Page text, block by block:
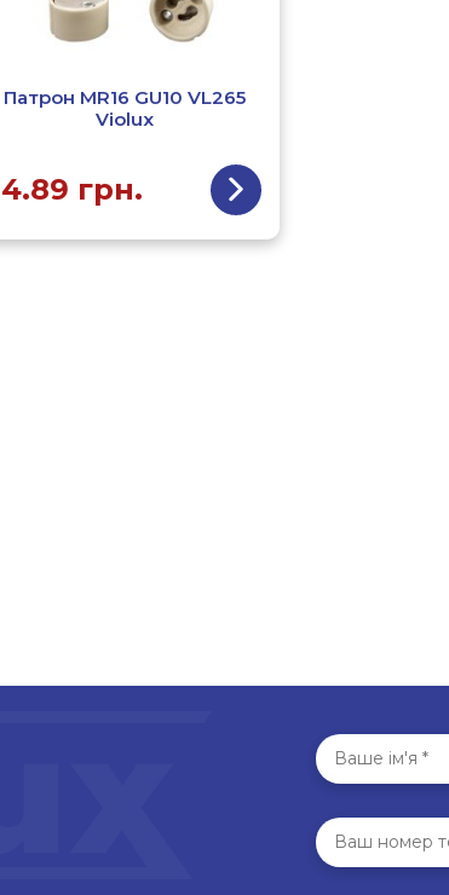
Патрон MR16 GU10 VL265
Violux
грн.